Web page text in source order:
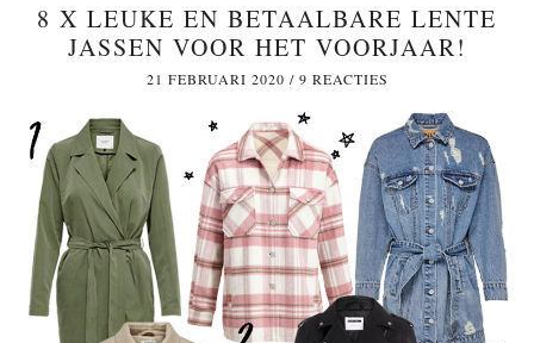
8 X LEUKE EN BETAALBARE LENTE
JASSEN VOOR HET VOORJAAR!
21 FEBRUARI 2020 / 9 REACTIES